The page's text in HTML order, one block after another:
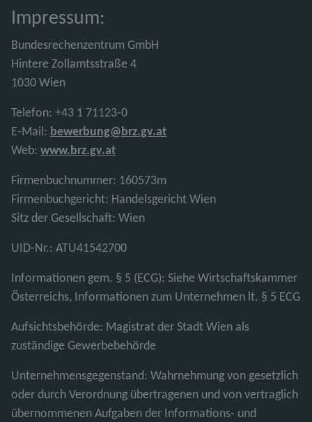
Impressum:
Bundesrechenzentrum GmbH
Hintere Zollamtsstraße 4
1030 Wien
Telefon: +43 1 71123-0
E-Mail: bewerbung@brz.gv.at
Web: www.brz.gv.at
Firmenbuchnummer: 160573m
Firmenbuchgericht: Handelsgericht Wien
Sitz der Gesellschaft: Wien
UID-Nr.: ATU41542700
Informationen gem. § 5 (ECG): Siehe Wirtschaftskammer
Österreichs, Informationen zum Unternehmen lt. § 5 ECG
Aufsichtsbehörde: Magistrat der Stadt Wien als
zuständige Gewerbebehörde
Unternehmensgegenstand: Wahrnehmung von gesetzlich
oder durch Verordnung übertragenen und von vertraglich
übernommenen Aufgaben der Informations- und